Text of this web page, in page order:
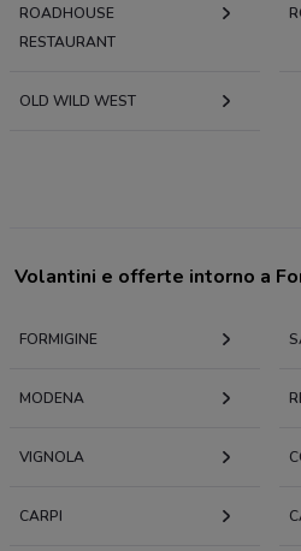
ROADHOUSE
RESTAURANT
OLD WILD WEST
Volantini e offerte intorno a
FORMIGINE
MODENA
VIGNOLA
CARPI